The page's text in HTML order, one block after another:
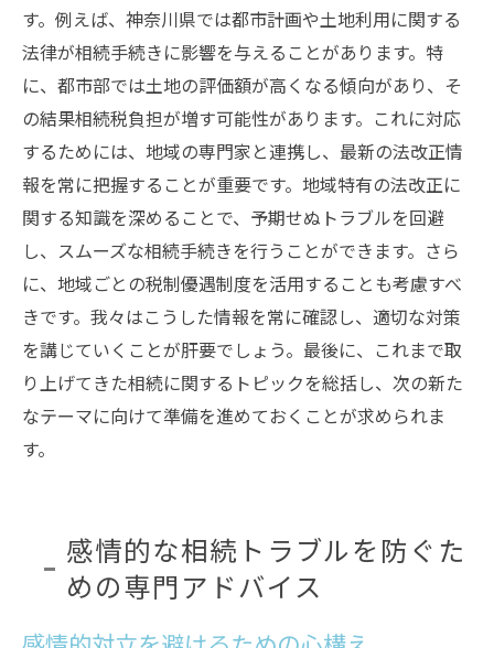
す。例えば、神奈川県では都市計画や土地利用に関する
法律が相続手続きに影響を与えることがあります。特
に、都市部では土地の評価額が高くなる傾向があり、そ
の結果相続税負担が増す可能性があります。これに対応
するためには、地域の専門家と連携し、最新の法改正情
報を常に把握することが重要です。地域特有の法改正に
関する知識を深めることで、予期せぬトラブルを回避
し、スムーズな相続手続きを行うことができます。さら
に、地域ごとの税制優遇制度を活用することも考慮すべ
きです。我々はこうした情報を常に確認し、適切な対策
を講じていくことが肝要でしょう。最後に、これまで取
り上げてきた相続に関するトピックを総括し、次の新た
なテーマに向けて準備を進めておくことが求められま
す。
感情的な相続トラブルを防ぐた
めの専門アドバイス